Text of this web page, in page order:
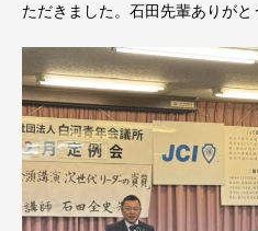
ただきました。石田先輩ありがと